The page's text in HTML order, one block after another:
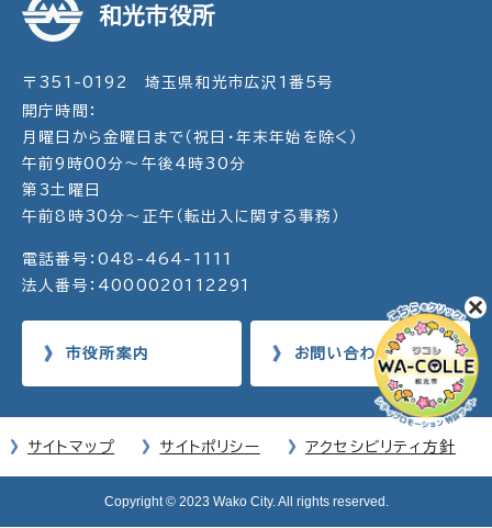
和光市役所
〒351-0192 埼玉県和光市広沢1番5号
開庁時間：
月曜日から金曜日まで（祝日・年末年始を除く）
午前9時00分～午後4時30分
第3土曜日
午前8時30分～正午（転出入に関する事務）
電話番号：048-464-1111
法人番号：4000020112291
市役所案内 お問い合わせ
サイトマップ サイトポリシー アクセシビリティ方針
Copyright © 2023 Wako City. All rights reserved.